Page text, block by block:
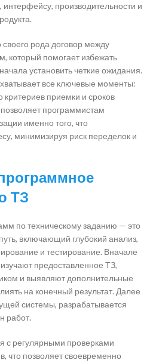
производительности и
рода договор между
который помогает избежать
установить четкие ожидания.
все ключевые моменты:
критериев приемки и сроков
программистам
именно того, что
минимизируя риск переделок и
ТЗ
по техническому заданию — это
включающий глубокий анализ,
и тестирование. Вначале
предоставленное ТЗ,
и выявляют дополнительные
на конечный результат. Далее
системы, разрабатывается
работ.
с регулярными проверками
что позволяет своевременно